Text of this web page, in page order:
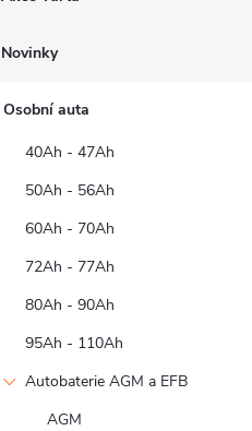
Novinky
Osobní auta
40Ah - 47Ah
50Ah - 56Ah
60Ah - 70Ah
72Ah - 77Ah
80Ah - 90Ah
95Ah - 110Ah
Autobaterie AGM a EFB
AGM